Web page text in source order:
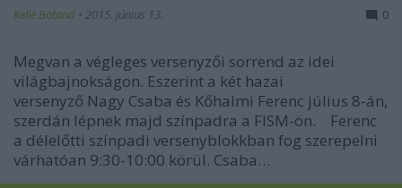
Kelle Botond • 2015. június 13. 0
Megvan a végleges versenyzői sorrend az idei
világbajnokságon. Eszerint a két hazai
versenyző Nagy Csaba és Kőhalmi Ferenc július 8-án,
szerdán lépnek majd színpadra a FISM-ön. Ferenc
a délelőtti színpadi versenyblokkban fog szerepelni
várhatóan 9:30-10:00 körül. Csaba…